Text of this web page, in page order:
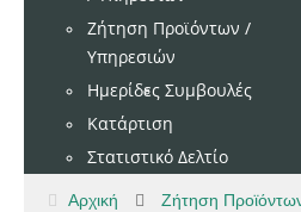
Ζήτηση Προϊόντων /
Υπηρεσιών
Ημερίδες Συμβουλές
Κατάρτιση
Στατιστικό Δελτίο
Αρχική
Ζήτηση